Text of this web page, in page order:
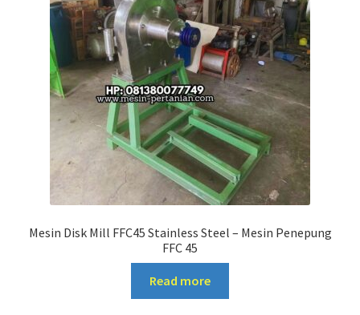
Mesin Disk Mill FFC45 Stainless Steel – Mesin Penepung
FFC 45
Read more